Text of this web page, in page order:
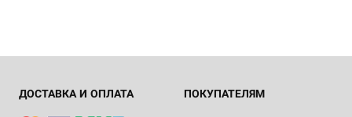
ДОСТАВКА И ОПЛАТА ПОКУПАТЕЛЯМ